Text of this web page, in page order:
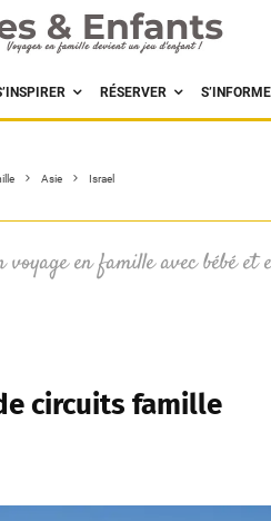
RÉSERVER
Asie Israel
en famille avec bébé
circuits famille